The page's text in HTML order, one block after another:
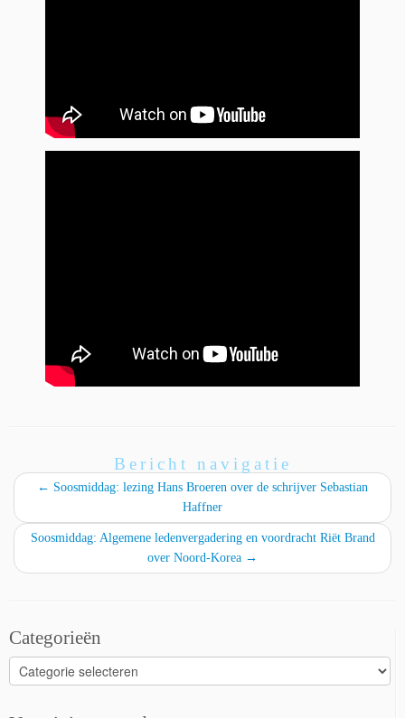
Bericht navigatie
← Soosmiddag: lezing Hans Broeren over de schrijver Sebastian
Haffner
Soosmiddag: Algemene ledenvergadering en voordracht Riët Brand
over Noord-Korea →
Categorieën
Categorieën